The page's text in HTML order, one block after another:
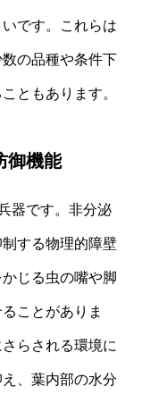
です。これらは
の品種や条件下
ともあります。
御機能
器です。非分泌
する物理的障壁
じる虫の嘴や脚
ことがありま
らされる環境に
、葉内部の水分